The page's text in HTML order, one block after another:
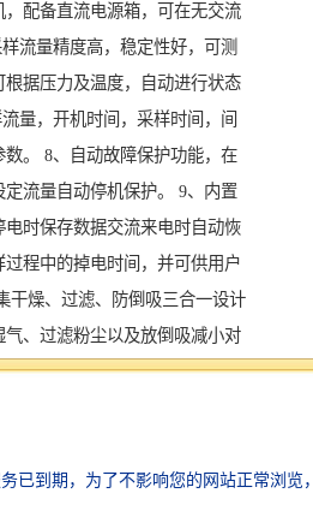
配备直流电源箱，可在无交流
流量精度高，稳定性好，可测
据压力及温度，自动进行状态
量，开机时间，采样时间，间
数。 8、自动故障保护功能，在
流量自动停机保护。 9、内置
电时保存数据交流来电时自动恢
程中的掉电时间，并可供用户
干燥、过滤、防倒吸三合一设计
、过滤粉尘以及放倒吸减小对
转免清洗。 11、流量计自动照
。 12、用户可通过防水键盘对仪
，但需凭密码进入，保证仪器数